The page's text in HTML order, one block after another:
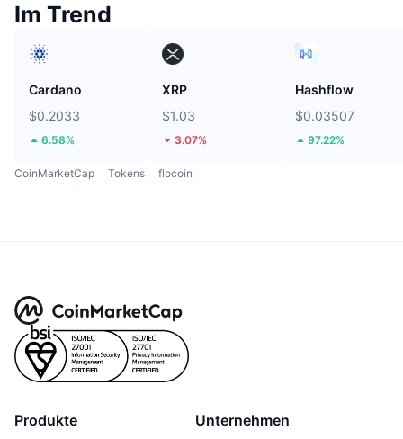
Im Trend
Cardano
$0.2033
6.58%
XRP
$1.03
3.07%
Hashflow
$0.03507
97.22%
CoinMarketCap Tokens flocoin
Produkte Unternehmen